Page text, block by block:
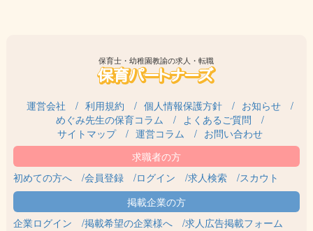
保育士・幼稚園教諭の求人・転職
運営会社 利用規約 個人情報保護方針
お知らせ
めぐみ先生の保育コラム
よくあるご質問
サイトマップ
運営コラム お問い合わせ
初めての方へ 会員登録 ログイン 求人検索 スカウト
企業ログイン 掲載希望の企業様へ 求人広告掲載フォーム